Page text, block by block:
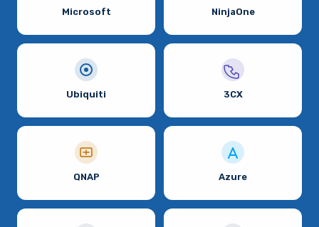
Microsoft NinjaOne
Ubiquiti 3CX
QNAP Azure